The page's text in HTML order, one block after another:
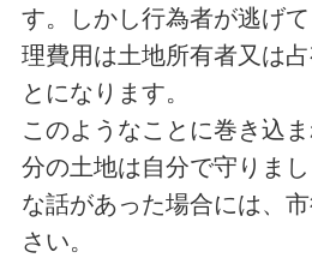
す。しかし行為者が逃げ
理費用は土地所有者又は
とになります。
このようなことに巻き込
分の土地は自分で守りま
な話があった場合には、
さい。